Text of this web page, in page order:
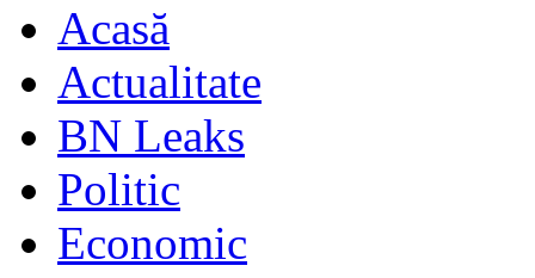
Acasă
Actualitate
BN Leaks
Politic
Economic